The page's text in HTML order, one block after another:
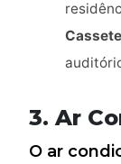
Cassete
3. Ar
O ar